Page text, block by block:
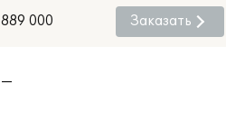
889 000 Заказать
—